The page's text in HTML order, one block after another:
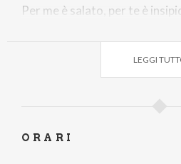
Per me è salato, per te è
LEGGI
ORARI